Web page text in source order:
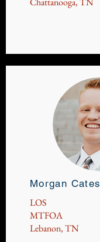
Morgan Cates
LOS
MTFOA
Lebanon, TN